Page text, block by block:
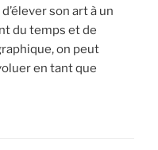
son art à un
du temps et de
on peut
en tant que